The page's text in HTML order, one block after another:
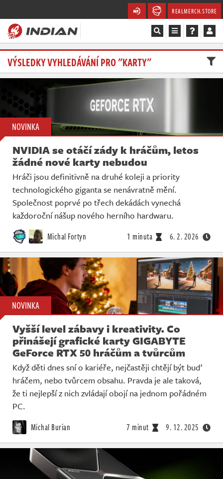
REALMERCH.STORE
Magazín
Soutěže
Databáze
Komunita
Redakce
Živě
VÝSLEDKY VYHLEDÁVÁNÍ PRO "KARTY"
NOVINKA
NVIDIA se otáčí zády k hráčům, letos
žádné nové karty nebudou
Hráči jsou definitivně na druhé koleji a priority
technologického giganta se nenávratně mění.
Společnost poprvé po třech dekádách vynechá
každoroční nášup nového herního hardwaru.
Michal Fortyn 1 minuta 6. 2. 2026
NOVINKA
Vyšší level zábavy i kreativity. Co
přinášejí grafické karty GIGABYTE
GeForce RTX 50 hráčům a tvůrcům
Když děti dnes sní o kariéře, nejčastěji chtějí být buď
hráčem, nebo tvůrcem obsahu. Pravda je ale taková,
že ti nejlepší z nich zvládají obojí na jednom pořádném
PC.
Michal Burian 7 minut 9. 12. 2025